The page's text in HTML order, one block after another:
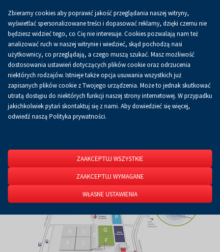
0.00 złKoszykPL
Strona główna O firmie Aktualności
Aktualności
Zbieramy cookies aby poprawić jakość przeglądania naszej witryny,
wyświetlać spersonalizowane treści i dopasować reklamy, dzięki czemu nie
będziesz widzieć tego, co Cię nie interesuje. Cookies pozwalają nam też
analizować ruch w naszej witrynie i wiedzieć, skąd pochodzą nasi
użytkownicy, co przeglądają, a czego muszą szukać. Masz możliwość
dostosowania ustawień dotyczących plików cookie oraz odrzucenia
niektórych rodzajów. Istnieje także opcja usuwania wszystkich już
zapisanych plików cookie z Twojego urządzenia. Może to jednak skutkować
utratą dostępu do niektórych funkcji naszej strony internetowej. W przypadku
jakichkolwiek pytań skontaktuj się z nami. Aby dowiedzieć się więcej,
odwiedź naszą Polityka prywatności.
ZAAKCEPTUJ WSZYSTKIE
ZAAKCEPTUJ WYMAGANE
WŁASNE USTAWIENIA